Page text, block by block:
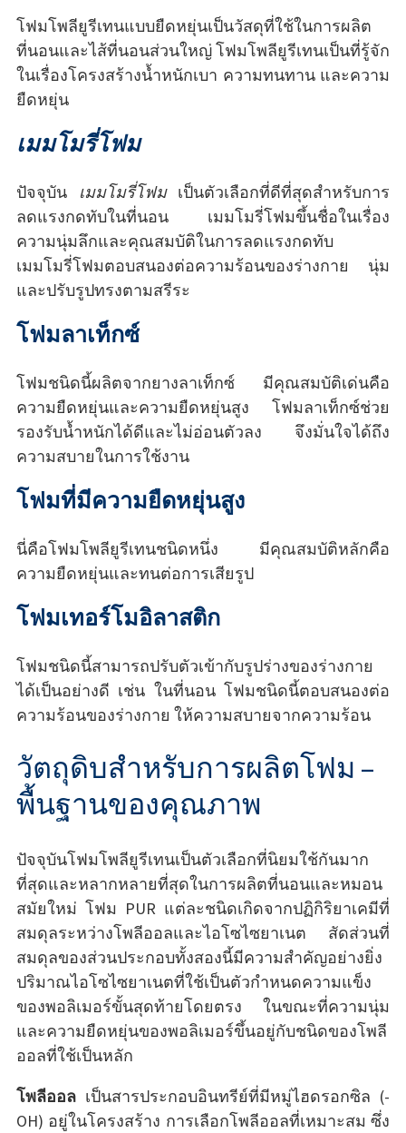
โฟมโพลียูรีเทนแบบยืดหยุ่นเป็นวัสดุที่ใช้ในการผลิต
ที่นอนและไส้ที่นอนส่วนใหญ่ โฟมโพลียูรีเทนเป็นที่รู้จัก
ในเรื่องโครงสร้างน้ำหนักเบา ความทนทาน และความ
ยืดหยุ่น
เมมโมรี่โฟม
ปัจจุบัน เมมโมรี่โฟมเป็นตัวเลือกที่ดีที่สุดสำหรับการ
ลดแรงกดทับในที่นอน เมมโมรี่โฟมขึ้นชื่อในเรื่อง
ความนุ่มลึกและคุณสมบัติในการลดแรงกดทับ
เมมโมรี่โฟมตอบสนองต่อความร้อนของร่างกาย นุ่ม
และปรับรูปทรงตามสรีระ
โฟมลาเท็กซ์
โฟมชนิดนี้ผลิตจากยางลาเท็กซ์ มีคุณสมบัติเด่นคือ
ความยืดหยุ่นและความยืดหยุ่นสูง โฟมลาเท็กซ์ช่วย
รองรับน้ำหนักได้ดีและไม่อ่อนตัวลง จึงมั่นใจได้ถึง
ความสบายในการใช้งาน
โฟมที่มีความยืดหยุ่นสูง
นี่คือโฟมโพลียูรีเทนชนิดหนึ่ง มีคุณสมบัติหลักคือ
ความยืดหยุ่นและทนต่อการเสียรูป
โฟมเทอร์โมอิลาสติก
โฟมชนิดนี้สามารถปรับตัวเข้ากับรูปร่างของร่างกาย
ได้เป็นอย่างดี เช่น ในที่นอน โฟมชนิดนี้ตอบสนองต่อ
ความร้อนของร่างกาย ให้ความสบายจากความร้อน
วัตถุดิบสำหรับการผลิตโฟม –
พื้นฐานของคุณภาพ
ปัจจุบันโฟมโพลียูรีเทนเป็นตัวเลือกที่นิยมใช้กันมาก
ที่สุดและหลากหลายที่สุดในการผลิตที่นอนและหมอน
สมัยใหม่ โฟม PUR แต่ละชนิดเกิดจากปฏิกิริยาเคมีที่
สมดุลระหว่างโพลีออลและไอโซไซยาเนต สัดส่วนที่
สมดุลของส่วนประกอบทั้งสองนี้มีความสำคัญอย่างยิ่ง
ปริมาณไอโซไซยาเนตที่ใช้เป็นตัวกำหนดความแข็ง
ของพอลิเมอร์ขั้นสุดท้ายโดยตรง ในขณะที่ความนุ่ม
และความยืดหยุ่นของพอลิเมอร์ขึ้นอยู่กับชนิดของโพลี
ออลที่ใช้เป็นหลัก
โพลีออลเป็นสารประกอบอินทรีย์ที่มีหมู่ไฮดรอกซิล (-
OH) อยู่ในโครงสร้าง การเลือกโพลีออลที่เหมาะสม ซึ่ง